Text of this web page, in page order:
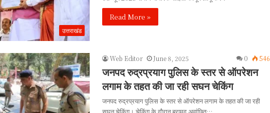
उत्तराखंड
Read More »
Web Editor June 8, 2025 0 546
जनपद रुद्रप्रयाग पुलिस के स्तर से ऑपरेशन
लगाम के तहत की जा रही सघन चेकिंग
जनपद रुद्रप्रयाग पुलिस के स्तर से ऑपरेशन लगाम के तहत की जा रही